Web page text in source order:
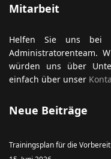
Mitarbeit
Helfen Sie uns bei
Administratorenteam.
würden uns über
einfach über unser
Neue Beiträge
Trainingsplan für die